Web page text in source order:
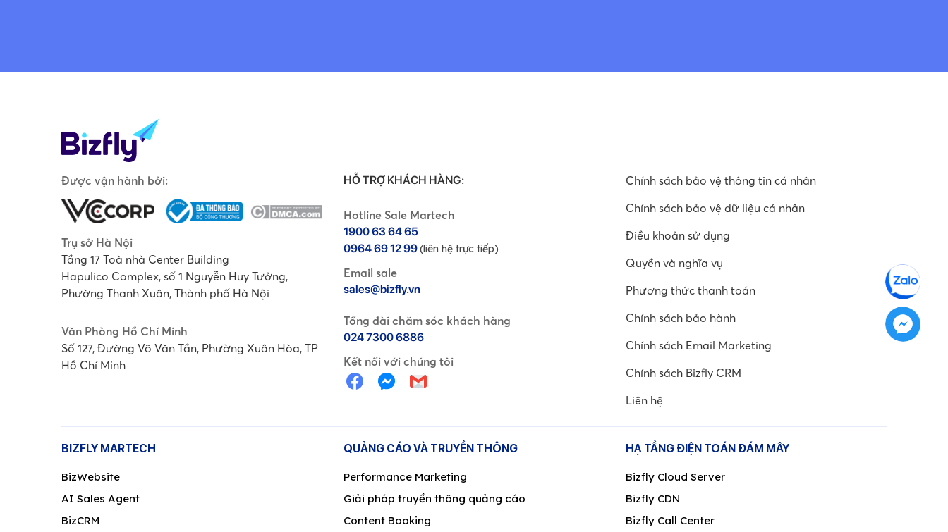
Được vận hành bởi:
Trụ sở Hà Nội
Tầng 17 Toà nhà Center Building
Hapulico Complex, số 1 Nguyễn Huy Tưởng,
Phường Thanh Xuân, Thành phố Hà Nội
Văn Phòng Hồ Chí Minh
Số 127, Đường Võ Văn Tần, Phường Xuân Hòa, TP
Hồ Chí Minh
HỖ TRỢ KHÁCH HÀNG:
Hotline Sale Martech
1900 63 64 65
0964 69 12 99(liên hệ trực tiếp)
Email sale
sales@bizfly.vn
Tổng đài chăm sóc khách hàng
024 7300 6886
Kết nối với chúng tôi
Chính sách bảo vệ thông tin cá nhân
Chính sách bảo vệ dữ liệu cá nhân
Điều khoản sử dụng
Quyền và nghĩa vụ
Phương thức thanh toán
Chính sách bảo hành
Chính sách Email Marketing
Chính sách Bizfly CRM
Liên hệ
BIZFLY MARTECH
BizWebsite
AI Sales Agent
BizCRM
QUẢNG CÁO VÀ TRUYỀN THÔNG
Performance Marketing
Giải pháp truyền thông quảng cáo
Content Booking
HẠ TẦNG ĐIỆN TOÁN ĐÁM MÂY
Bizfly Cloud Server
Bizfly CDN
Bizfly Call Center